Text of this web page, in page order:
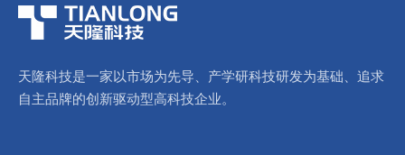
天隆科技是一家以市场为先导、产学研科技研发为基础、追求
自主品牌的创新驱动型高科技企业。